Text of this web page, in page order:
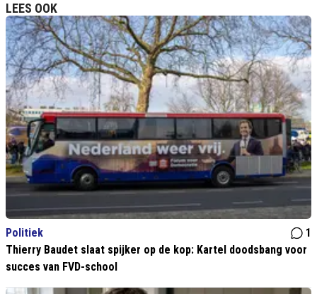
LEES OOK
Politiek
1
Thierry Baudet slaat spijker op de kop: Kartel doodsbang voor
succes van FVD-school